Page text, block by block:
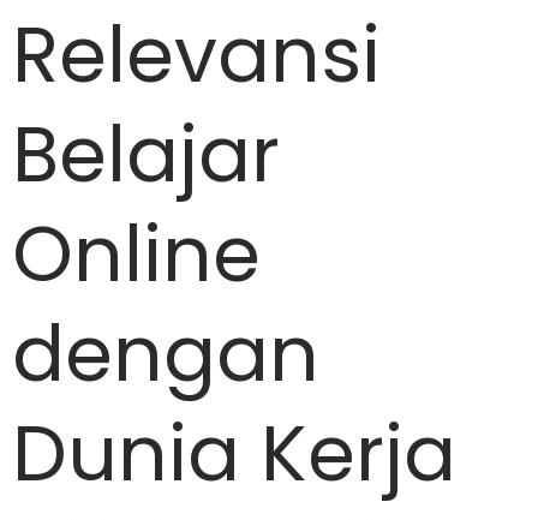
Relevansi
Belajar
Online
dengan
Dunia Kerja